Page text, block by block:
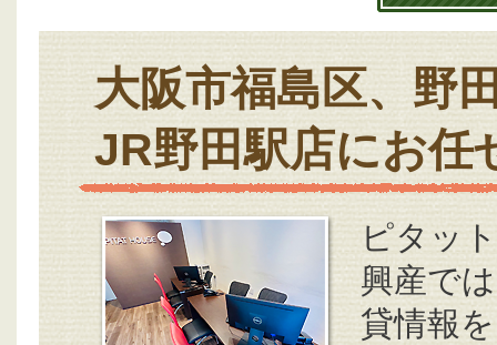
大阪市福島区、野
JR野田駅店にお任
ピタッ
興産で
貸情報